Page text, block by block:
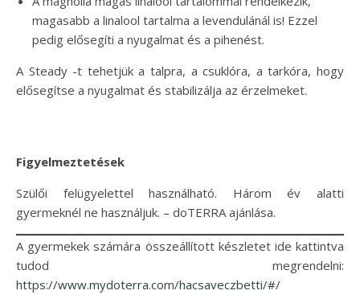
magasabb a linalool tartalma a levendulánál is! Ezzel
pedig elősegíti a nyugalmat és a pihenést.
A Steady -t tehetjük a talpra, a csuklóra, a tarkóra, hogy
elősegítse a nyugalmat és stabilizálja az érzelmeket.
Figyelmeztetések
Szülői felügyelettel használható. Három év alatti
gyermeknél ne használjuk. – doTERRA ajánlása.
A gyermekek számára összeállított készletet ide kattintva
tudod megrendelni:
https://www.mydoterra.com/hacsaveczbetti/#/